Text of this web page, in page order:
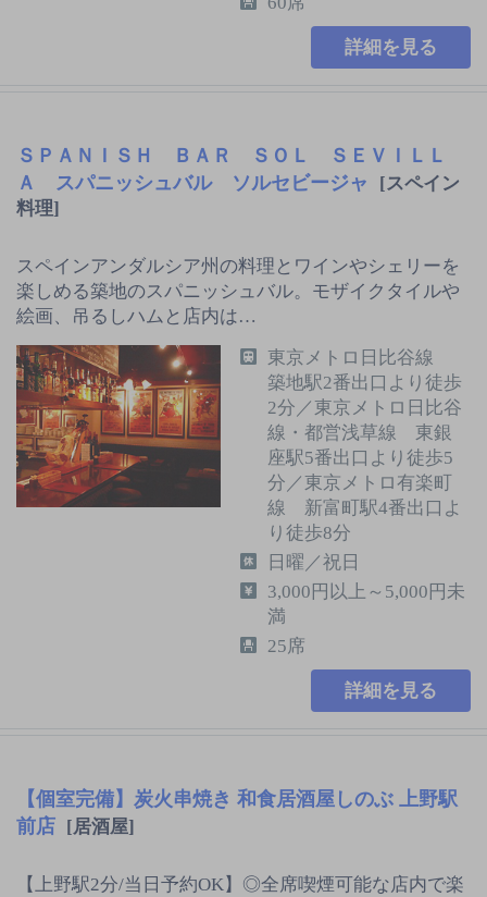
詳細を見る
ＳＰＡＮＩＳＨ ＢＡＲ ＳＯＬ ＳＥＶＩＬＬ
Ａ スパニッシュバル ソルセビージャ
[スペイン
料理]
スペインアンダルシア州の料理とワインやシェリーを
楽しめる築地のスパニッシュバル。モザイクタイルや
絵画、吊るしハムと店内は…
東京メトロ日比谷線
築地駅2番出口より徒歩
2分／東京メトロ日比谷
線・都営浅草線 東銀
座駅5番出口より徒歩5
分／東京メトロ有楽町
線 新富町駅4番出口よ
り徒歩8分
日曜／祝日
3,000円以上～5,000円未
満
25席
詳細を見る
【個室完備】炭火串焼き 和食居酒屋しのぶ 上野駅
前店 [居酒屋]
【上野駅2分/当日予約OK】◎全席喫煙可能な店内で楽